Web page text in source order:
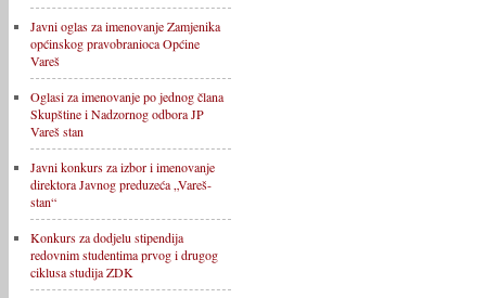
Javni oglas za imenovanje Zamjenika
općinskog pravobranioca Općine
Vareš
Oglasi za imenovanje po jednog člana
Skupštine i Nadzornog odbora JP
Vareš stan
Javni konkurs za izbor i imenovanje
direktora Javnog preduzeća „Vareš-
stan“
Konkurs za dodjelu stipendija
redovnim studentima prvog i drugog
ciklusa studija ZDK